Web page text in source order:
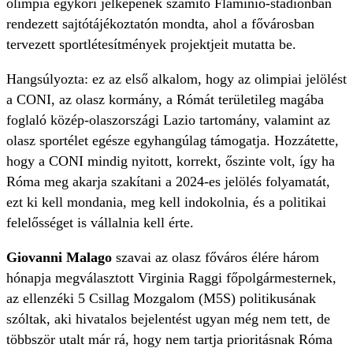
olimpia egykori jelképének számító Flaminio-stadionban
rendezett sajtótájékoztatón mondta, ahol a fővárosban
tervezett sportlétesítmények projektjeit mutatta be.
Hangsúlyozta: ez az első alkalom, hogy az olimpiai jelölést
a CONI, az olasz kormány, a Rómát területileg magába
foglaló közép-olaszországi Lazio tartomány, valamint az
olasz sportélet egésze egyhangúlag támogatja. Hozzátette,
hogy a CONI mindig nyitott, korrekt, őszinte volt, így ha
Róma meg akarja szakítani a 2024-es jelölés folyamatát,
ezt ki kell mondania, meg kell indokolnia, és a politikai
felelősséget is vállalnia kell érte.
Giovanni Malago szavai az olasz főváros élére három
hónapja megválasztott Virginia Raggi főpolgármesternek,
az ellenzéki 5 Csillag Mozgalom (M5S) politikusának
szóltak, aki hivatalos bejelentést ugyan még nem tett, de
többször utalt már rá, hogy nem tartja prioritásnak Róma